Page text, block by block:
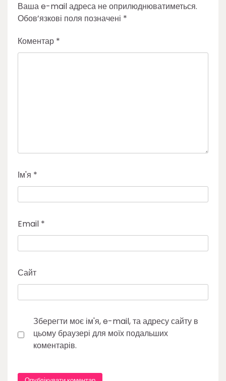
Ваша e-mail адреса не оприлюднюватиметься.
Обов’язкові поля позначені *
Коментар *
Ім'я *
Email *
Сайт
Зберегти моє ім'я, e-mail, та адресу сайту в
цьому браузері для моїх подальших
коментарів.